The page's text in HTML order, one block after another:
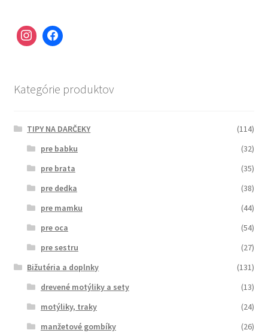
Kategórie produktov
TIPY NA DARČEKY
(114)
pre babku
(32)
pre brata
(35)
pre dedka
(38)
pre mamku
(44)
pre oca
(54)
pre sestru
(27)
Bižutéria a doplnky
(131)
drevené motýliky a sety
(13)
motýliky, traky
(24)
manžetové gombíky
(26)